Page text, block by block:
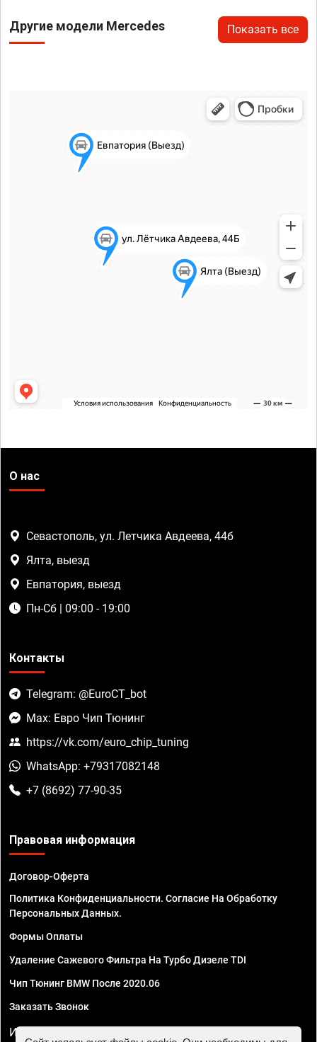
Другие модели Mercedes Показать все
О нас
Севастополь, ул. Летчика Авдеева, 44б
Ялта, выезд
Евпатория, выезд
Пн-Сб | 09:00 - 19:00
Контакты
Telegram: @EuroCT_bot
Max: Евро Чип Тюнинг
https://vk.com/euro_chip_tuning
WhatsApp: +79317082148
+7 (8692) 77-90-35
Правовая информация
Договор-Оферта
Политика Конфиденциальности. Согласие На Обработку
Персональных Данных.
Формы Оплаты
Удаление Сажевого Фильтра На Турбо Дизеле TDI
Чип Тюнинг BMW После 2020.06
Заказать Звонок
ИП Смирнов Георгий Павлович. ИНН 781302555843,